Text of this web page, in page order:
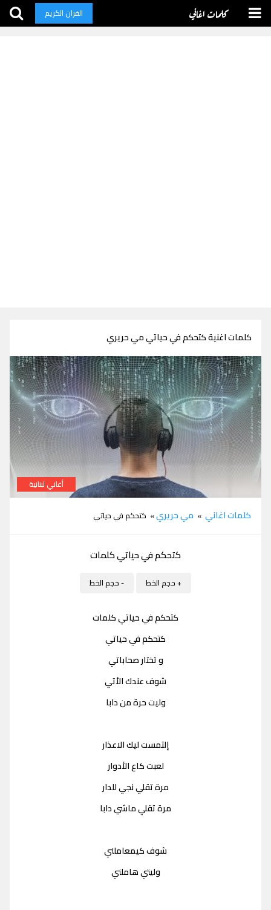
كلمات اغاني القران الكريم
كلمات اغنية كتحكم في حياتي مي حريري
أغاني لبنانية
كلمات اغاني » مي حريري» كتحكم في حياتي
كتحكم في حياتي كلمات
+ حجم الخط - حجم الخط
كتحكم في حياتي كلمات
كتحكم في حياتي
و تختار صحاباتي
شوف عندك الأتي
وليت حرة من دابا
إلتمست ليك الاعذار
لعبت كاع الأدوار
مرة تقلي نجي للدار
مرة تقلي ماشي دابا
شوف كيمعاملني
وليتي هاملني